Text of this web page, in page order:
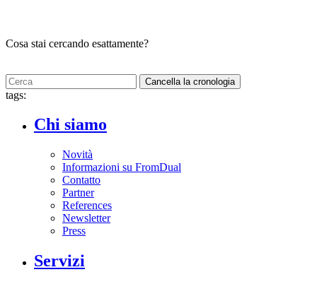
Cosa stai cercando esattamente?
Cancella la cronologia
tags:
Chi siamo
Novità
Informazioni su FromDual
Contatto
Partner
References
Newsletter
Press
Servizi